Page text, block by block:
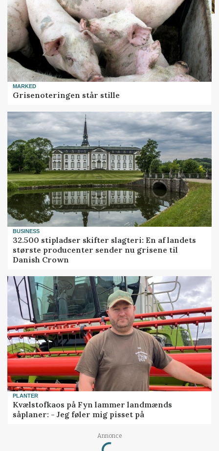
MARKED
Grisenoteringen står stille
BUSINESS
32.500 stipladser skifter slagteri: En af landets
største producenter sender nu grisene til
Danish Crown
PLANTER
Kvælstofkaos på Fyn lammer landmænds
såplaner: - Jeg føler mig pisset på
Annonce
Loading...